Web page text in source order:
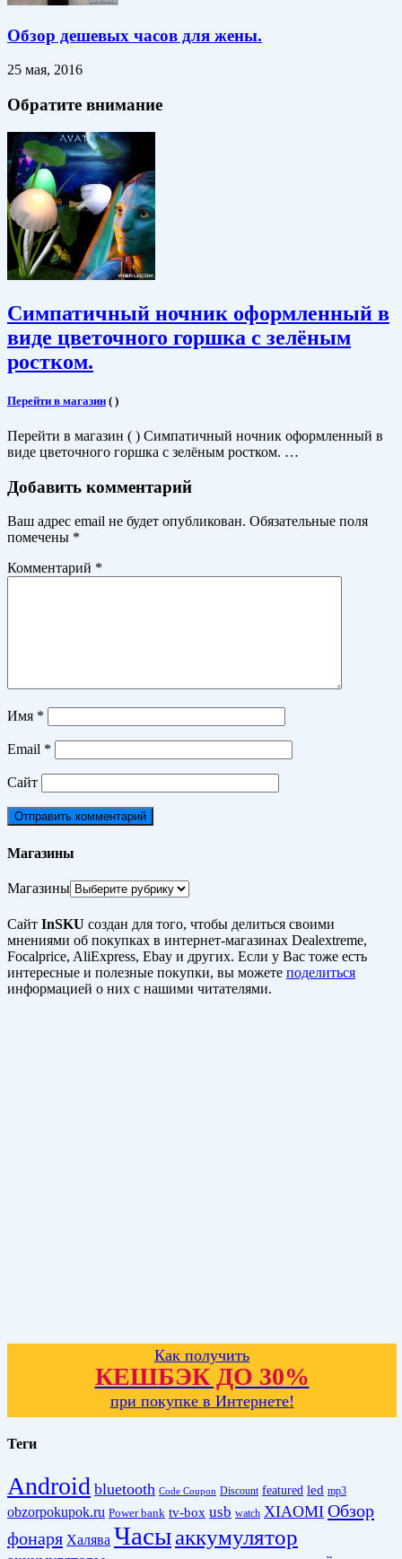
Обзор дешевых часов для жены.
25 мая, 2016
Обратите внимание
Симпатичный ночник оформленный в
виде цветочного горшка с зелёным
ростком.
Перейти в магазин ( )
Перейти в магазин ( ) Симпатичный ночник оформленный в
виде цветочного горшка с зелёным ростком. …
Добавить комментарий
Ваш адрес email не будет опубликован. Обязательные поля
помечены *
Комментарий *
Имя *
Email *
Сайт
Магазины
Магазины
Сайт InSKU создан для того, чтобы делиться своими
мнениями об покупках в интернет-магазинах Dealextreme,
Focalprice, AliExpress, Ebay и других. Если у Вас тоже есть
интересные и полезные покупки, вы можете поделиться
информацией о них с нашими читателями.
Как получить
КЕШБЭК ДО 30%
при покупке в Интернете!
Теги
Android bluetooth Code Coupon Discount featured led mp3
obzorpokupok.ru Power bank tv-box usb watch XIAOMI Обзор
фонаря Халява Часыаккумулятор